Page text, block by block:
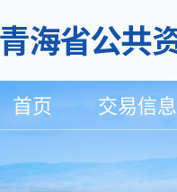
首页 交易信息